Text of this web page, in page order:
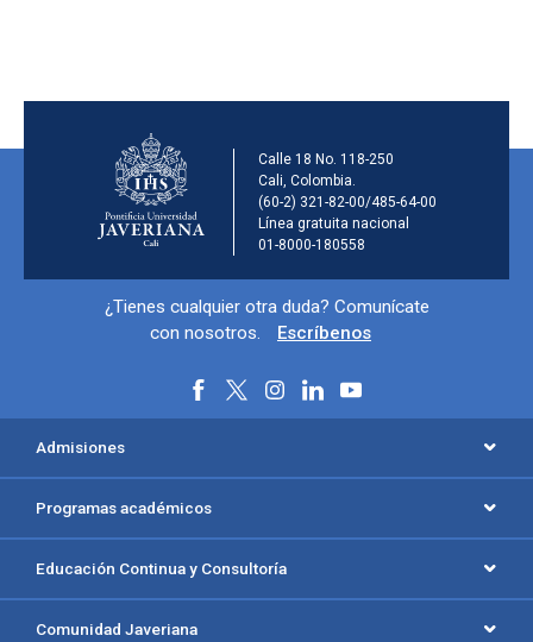
Información de la
Calle 18 No. 118-250
Cali, Colombia.
(60-2) 321-82-00/485-64-00
Línea gratuita nacional
01-8000-180558
Información y redes sociales
¿Tienes cualquier otra duda? Comunícate
con nosotros.
Escríbenos
Admisiones
Programas académicos
Educación Continua y Consultoría
Comunidad Javeriana